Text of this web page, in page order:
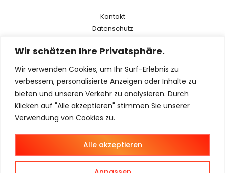
Wir schätzen Ihre Privatsphäre.
Wir verwenden Cookies, um Ihr Surf-Erlebnis zu
verbessern, personalisierte Anzeigen oder Inhalte zu
bieten und unseren Verkehr zu analysieren. Durch
Klicken auf "Alle akzeptieren" stimmen Sie unserer
Verwendung von Cookies zu.
Alle akzeptieren
Kontakt
Datenschutz
Impressum
Menu
Magento 2
Magento Agentur
Magento B2B
Magento B2C
Magento B2B + B2C